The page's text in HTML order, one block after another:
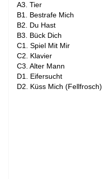
A3. Tier
B1. Bestrafe Mich
B2. Du Hast
B3. Bück Dich
C1. Spiel Mit Mir
C2. Klavier
C3. Alter Mann
D1. Eifersucht
D2. Küss Mich (Fellfrosch)